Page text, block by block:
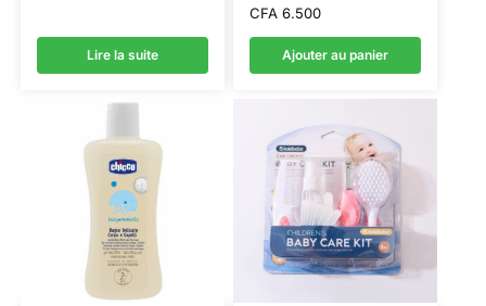
Lire la suite
CFA6.500
Ajouter au panier